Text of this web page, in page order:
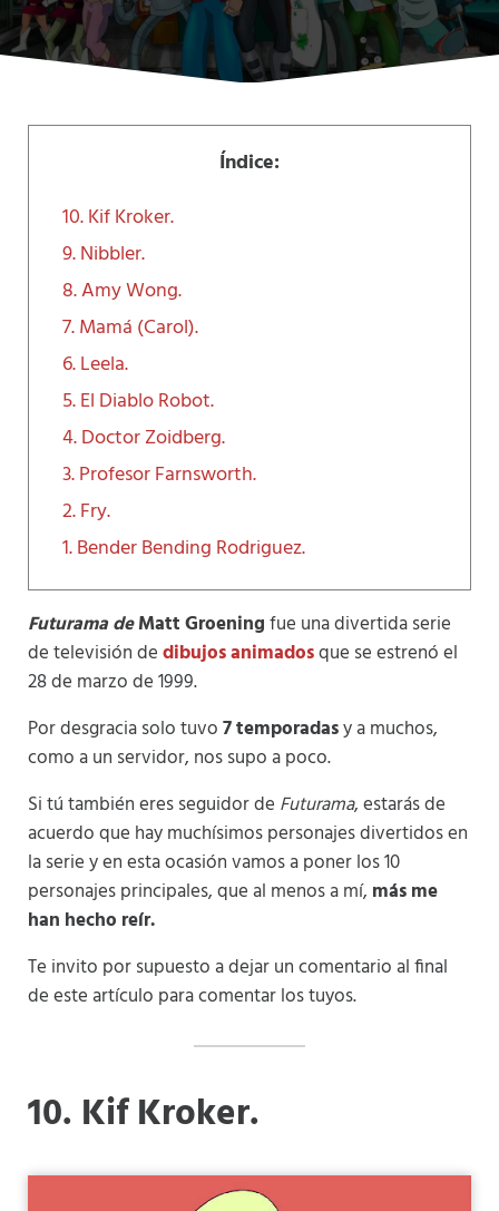
Índice:
10. Kif Kroker.
9. Nibbler.
8. Amy Wong.
7. Mamá (Carol).
6. Leela.
5. El Diablo Robot.
4. Doctor Zoidberg.
3. Profesor Farnsworth.
2. Fry.
1. Bender Bending Rodriguez.
Futurama deMatt Groeningfue una divertida serie
de televisión dedibujos animadosque se estrenó el
28 de marzo de 1999.
Por desgracia solo tuvo7 temporadasy a muchos,
como a un servidor, nos supo a poco.
Si tú también eres seguidor de Futurama, estarás de
acuerdo que hay muchísimos personajes divertidos en
la serie y en esta ocasión vamos a poner los 10
personajes principales, que al menos a mí, más me
han hecho reír.
Te invito por supuesto a dejar un comentario al final
de este artículo para comentar los tuyos.
10. Kif Kroker.